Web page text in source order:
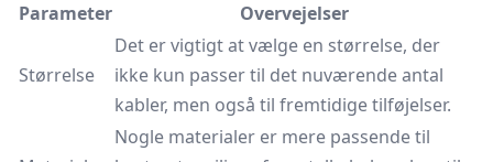
Parameter
Overvejelser
Størrelse
Det er vigtigt at vælge en størrelse, der
ikke kun passer til det nuværende antal
kabler, men også til fremtidige tilføjelser.
Nogle materialer er mere passende til